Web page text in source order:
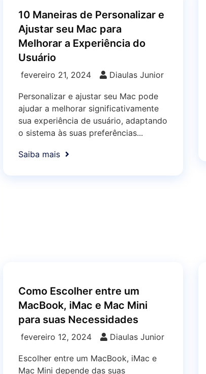
10 Maneiras de Personalizar e
Ajustar seu Mac para
Melhorar a Experiência do
Usuário
fevereiro 21, 2024 Diaulas Junior
Personalizar e ajustar seu Mac pode
ajudar a melhorar significativamente
sua experiência de usuário, adaptando
o sistema às suas preferências...
Saiba mais
Como Escolher entre um
MacBook, iMac e Mac Mini
para suas Necessidades
fevereiro 12, 2024 Diaulas Junior
Escolher entre um MacBook, iMac e
Mac Mini depende das suas